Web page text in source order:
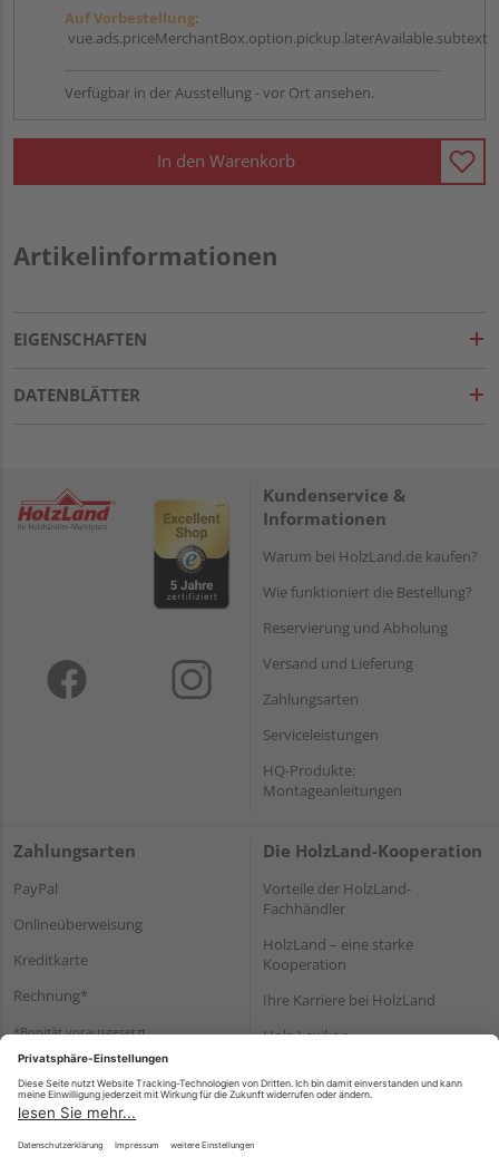
Auf Vorbestellung:
vue.ads.priceMerchantBox.option.pickup.laterAvailable.subtext
Verfügbar in der Ausstellung - vor Ort ansehen.
In den Warenkorb
Artikelinformationen
EIGENSCHAFTEN
DATENBLÄTTER
Kundenservice &
Informationen
Warum bei HolzLand.de kaufen?
Wie funktioniert die Bestellung?
Reservierung und Abholung
Versand und Lieferung
Zahlungsarten
Serviceleistungen
HQ-Produkte:
Montageanleitungen
Zahlungsarten
PayPal
Onlineüberweisung
Kreditkarte
Rechnung*
*Bonität vorausgesetzt
Die HolzLand-Kooperation
Vorteile der HolzLand-
Fachhändler
HolzLand – eine starke
Kooperation
Ihre Karriere bei HolzLand
Holz-Lexikon